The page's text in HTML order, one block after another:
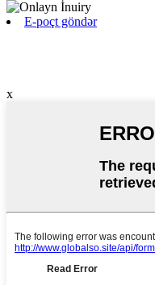
E-poçt göndər
x